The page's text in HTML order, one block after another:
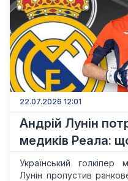
22.07.2026 12:01
Андрій Лунін
медиків Реала:
Український голкіпер
Лунін пропустив